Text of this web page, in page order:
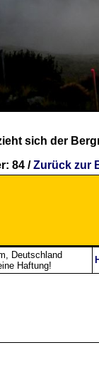
sich der
84 /Zurück zur
Deutschland
Haftung!